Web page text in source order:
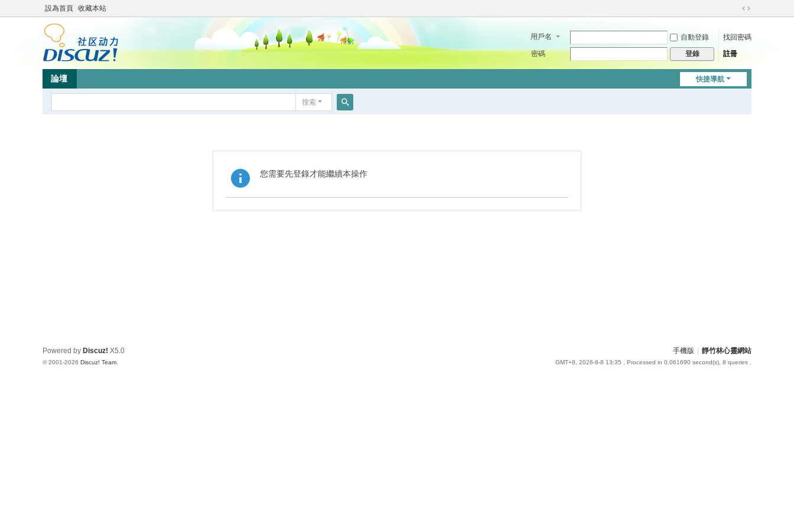
設為首頁 收藏本站
切
到
用戶名 自動登錄
找回密碼
密碼
登錄 註冊
快捷導航
論壇
搜索
您需要先登錄才能繼續本操作
手機版 靜竹林心靈網站
GMT+8, 2026-8-8 13:35 , Processed in 0.061690 second(s), 8 queries .
Powered by Discuz! X5.0
© 2001-2026 Discuz! Team